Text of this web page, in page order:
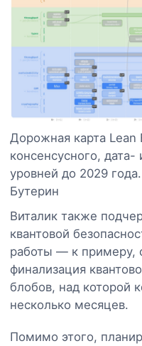
Дорожная карта Lean
консенсусного, дата-
уровней до 2029
Бутерин
Виталик также
квантовой
работы — к примеру,
финализация
блобов, над которой
несколько месяцев.
Помимо этого,